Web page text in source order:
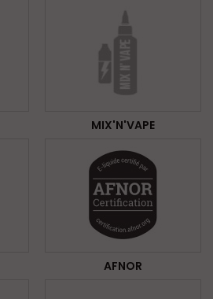
MIX'N'VAPE
AFNOR